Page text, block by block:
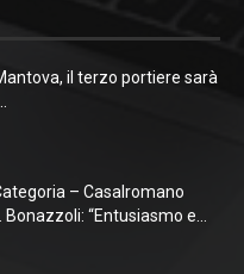
il terzo portiere sarà
– Casalromano
“Entusiasmo e...